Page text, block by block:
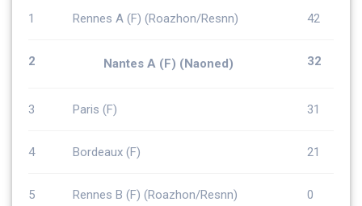
1 Rennes A (F) (Roazhon/Resnn) 42
2 Nantes A (F) (Naoned) 32
3 Paris (F) 31
4 Bordeaux (F) 21
5 Rennes B (F) (Roazhon/Resnn) 0